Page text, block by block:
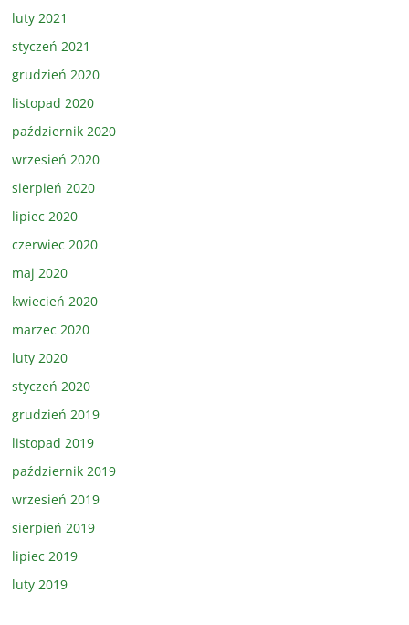
luty 2021
styczeń 2021
grudzień 2020
listopad 2020
październik 2020
wrzesień 2020
sierpień 2020
lipiec 2020
czerwiec 2020
maj 2020
kwiecień 2020
marzec 2020
luty 2020
styczeń 2020
grudzień 2019
listopad 2019
październik 2019
wrzesień 2019
sierpień 2019
lipiec 2019
luty 2019